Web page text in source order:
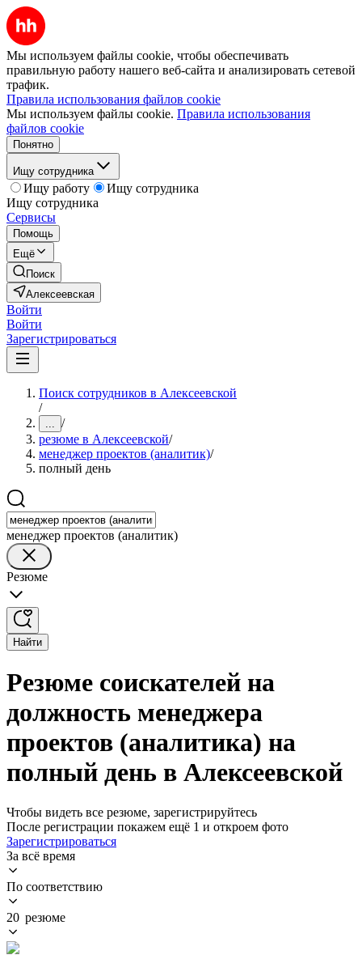
Мы используем файлы cookie, чтобы обеспечивать
правильную работу нашего веб-сайта и анализировать сетевой
трафик.
Правила использования файлов cookie
Мы используем файлы cookie. Правила использования
файлов cookie
Понятно
Ищу сотрудника
Ищу работу
Ищу сотрудника
Ищу сотрудника
Сервисы
Помощь
Ещё
Поиск
Алексеевская
Войти
Войти
Зарегистрироваться
Поиск сотрудников в Алексеевской
/
... /
резюме в Алексеевской/
менеджер проектов (аналитик)/
полный день
менеджер проектов (аналитик)
Резюме
Найти
Резюме соискателей на
должность менеджера
проектов (аналитика) на
полный день в Алексеевской
Чтобы видеть все резюме, зарегистрируйтесь
После регистрации покажем ещё 1 и откроем фото
Зарегистрироваться
За всё время
По соответствию
20 резюме